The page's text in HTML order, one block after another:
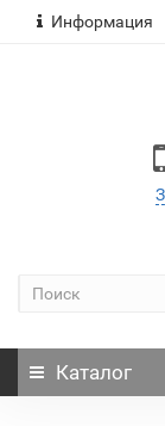
Информация
Каталог